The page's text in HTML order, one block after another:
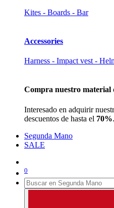
Kites - Boards - Bar
Accessories
Harness - Impact vest -
Compra nuestro material
Interesado en adquirir
descuentos de hasta el 70%
Segunda Mano
SALE
0